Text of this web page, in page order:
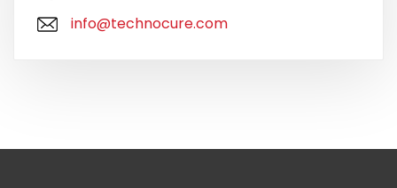
info@technocure.com